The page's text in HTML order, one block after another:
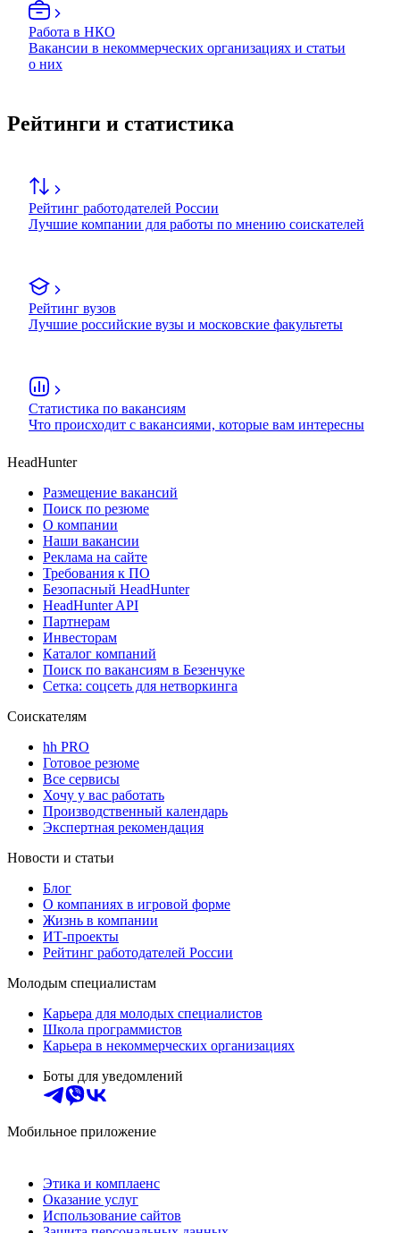
Работа в НКО
Вакансии в некоммерческих организациях и статьи
о них
Рейтинги и статистика
Рейтинг работодателей России
Лучшие компании для работы по мнению соискателей
Рейтинг вузов
Лучшие российские вузы и московские факультеты
Статистика по вакансиям
Что происходит с вакансиями, которые вам интересны
HeadHunter
Размещение вакансий
Поиск по резюме
О компании
Наши вакансии
Реклама на сайте
Требования к ПО
Безопасный HeadHunter
HeadHunter API
Партнерам
Инвесторам
Каталог компаний
Поиск по вакансиям в Безенчуке
Сетка: соцсеть для нетворкинга
Соискателям
hh PRO
Готовое резюме
Все сервисы
Хочу у вас работать
Производственный календарь
Экспертная рекомендация
Новости и статьи
Блог
О компаниях в игровой форме
Жизнь в компании
ИТ-проекты
Рейтинг работодателей России
Молодым специалистам
Карьера для молодых специалистов
Школа программистов
Карьера в некоммерческих организациях
Боты для уведомлений
Мобильное приложение
Этика и комплаенс
Оказание услуг
Использование сайтов